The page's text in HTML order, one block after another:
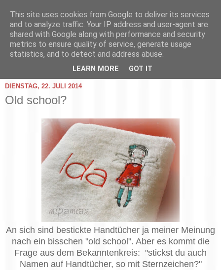
DIENSTAG, 22. JULI 2014
Old school?
An sich sind bestickte Handtücher ja meiner Meinung
nach ein bisschen "old school". Aber es kommt die
Frage aus dem Bekanntenkreis: "stickst du auch
Namen auf Handtücher, so mit Sternzeichen?"
This site uses cookies from Google to deliver its services
and to analyze traffic. Your IP address and user-agent are
shared with Google along with performance and security
metrics to ensure quality of service, generate usage
statistics, and to detect and address abuse.
LEARN MORE GOT IT